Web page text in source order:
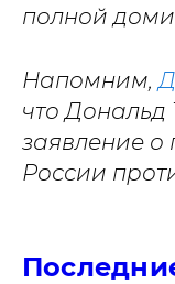
полной
Напомним,
что
заявление
России